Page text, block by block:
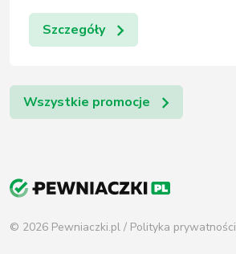
Szczegóły
Wszystkie promocje
© 2026 Pewniaczki.pl / Polityka prywatności